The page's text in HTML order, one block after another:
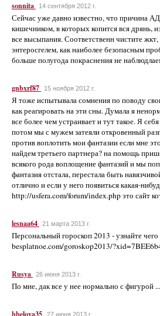
sonnita 14 сентября 2012 г.
Сейчас уже давно известно, что причина
кишечником, в которых копится вся дрянь,
все высыпания. Соответственн чистите
энтеросгелем, как наиболее безопасным
больше полугода покраснения не
gnbxrf87 15 ноября 2012 г.
Я тоже испытывала сомнения по поводу
как реагировать на эти сны. Думала я
все более чем устраивает и тут такое. Я
потом мы с мужем затеяли откровенный
против воплотить мои фантазии если мне
найдем третьего партнера? на помощь
всякого рода воплощение фантазий и мы
фантазия отстала, перестала быть
отлично и если у него появиться какая-
http://usfera.com/forum/index.php это сайт
lesnaa64 21 марта 2013 г.
Персональный гороскоп 2013 - узнайте
besplatnoe.com/goroskop2013/
Rusya 26 июня 2013 г.
По мне, дак все у нее нормально с фигурой ...
bbelova35 27 июня 2013 г.